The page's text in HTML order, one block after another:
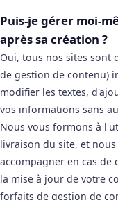
Puis-je gérer moi-
après sa création ?
Oui, tous nos sites sont
de gestion de contenu)
modifier les textes,
vos informations sans
Nous vous formons à
livraison du site, et
accompagner en cas de
la mise à jour de votre
forfaits de gestion de